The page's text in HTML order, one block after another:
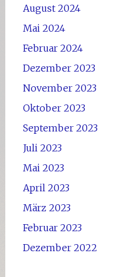
August 2024
Mai 2024
Februar 2024
Dezember 2023
November 2023
Oktober 2023
September 2023
Juli 2023
Mai 2023
April 2023
März 2023
Februar 2023
Dezember 2022